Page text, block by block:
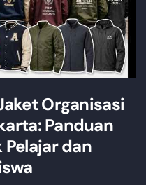
Organisasi
Panduan
dan